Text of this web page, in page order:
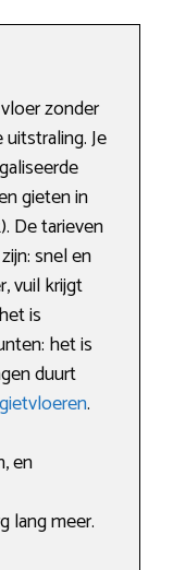
zonder
Je
gieten in
De tarieven
snel en
vuil krijgt
is
het is
duurt
.
en
lang meer.